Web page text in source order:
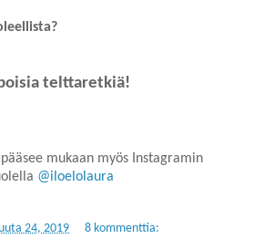
telttaretkiä!
mukaan myös Instagramin
@iloelolaura
24, 2019 8 kommenttia: